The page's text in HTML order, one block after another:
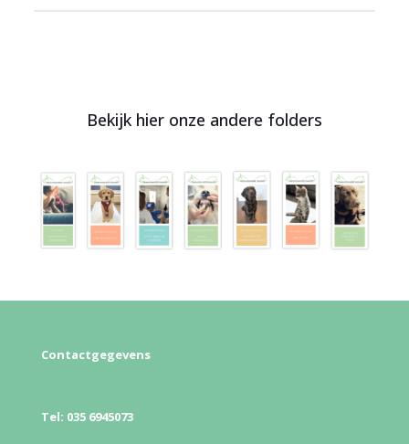
Bekijk hier onze andere folders
Contactgegevens
Tel: 035 6945073